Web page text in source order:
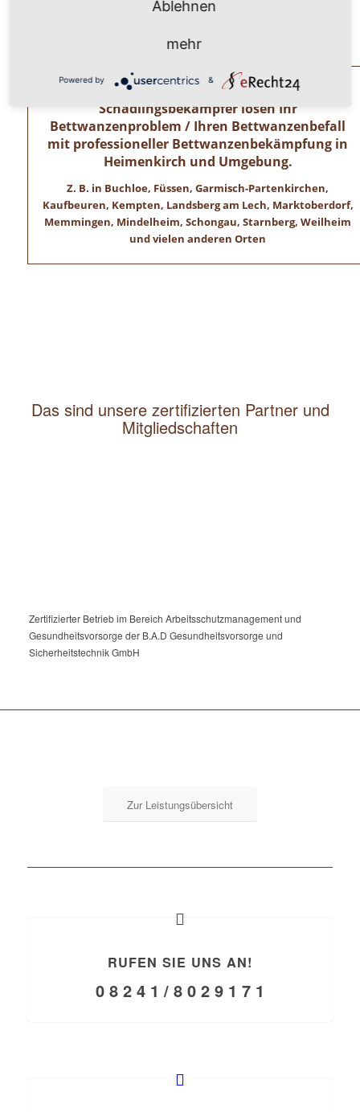
0 8 2 4 1 / 8 0 2 9 1 7 1.
Wir freuen uns auf ihren Anruf!
Allgäuer Kammerjäger – Zertifizierte
Schädlingsbekämpfer lösen Ihr
Bettwanzenproblem / Ihren Bettwanzenbefall
mit professioneller Bettwanzenbekämpfung in
Heimenkirch und Umgebung.
Z. B. in Buchloe, Füssen, Garmisch-Partenkirchen,
Kaufbeuren, Kempten, Landsberg am Lech, Marktoberdorf,
Memmingen, Mindelheim, Schongau, Starnberg, Weilheim
und vielen anderen Orten
Das sind unsere zertifizierten Partner und
Mitgliedschaften
Zertifizierter Betrieb im Bereich Arbeitsschutzmanagement und
Gesundheitsvorsorge der B.A.D Gesundheitsvorsorge und
Sicherheitstechnik GmbH
Zur Leistungsübersicht
RUFEN SIE UNS AN!
0 8 2 4 1 / 8 0 2 9 1 7 1
Ablehnen
mehr
Powered by &